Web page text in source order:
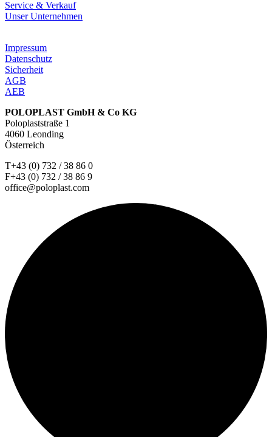
Service & Verkauf
Unser Unternehmen
Impressum
Datenschutz
Sicherheit
AGB
AEB
POLOPLAST GmbH & Co KG
Poloplaststraße 1
4060 Leonding
Österreich
T+43 (0) 732 / 38 86 0
F+43 (0) 732 / 38 86 9
office@poloplast.com